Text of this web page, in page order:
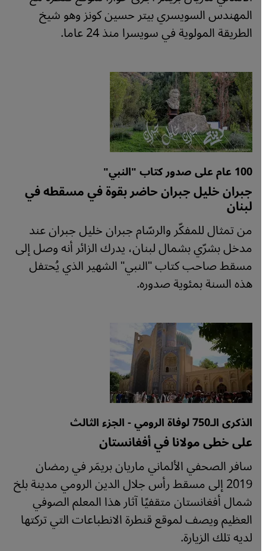
المهندس السويسري بيتر حسين كونز وهو شيخ
الطريقة المولوية في سويسرا منذ 24 عاما.
100 عام على صدور كتاب "النبي"
جبران خليل جبران حاضر بقوة في مسقطه في
لبنان
من تمثال للمفكّر والرسّام جبران خليل جبران عند
مدخل بشرّي بشمال لبنان، يدرك الزائر أنه وصل إلى
مسقط صاحب كتاب "النبي" الشهير الذي يُحتفل
هذه السنة بمئوية صدوره.
الذكرى الـ750 لوفاة الرومي - الجزء الثالث
على خطى مولانا في أفغانستان
سافر الصحفي الألماني ماريان بريمَر في رمضان
2019 إلى مسقط رأس جلال الدين الرومي مدينة بلخ
شمال أفغانستان متقفيًا آثار هذا المعلم الصوفي
العظيم ويصف لموقع قنطرة الانطباعات التي تركتها
لديه تلك الزيارة.